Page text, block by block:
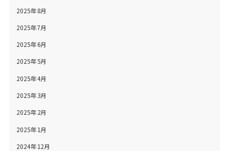
2025年8月
2025年7月
2025年6月
2025年5月
2025年4月
2025年3月
2025年2月
2025年1月
2024年12月